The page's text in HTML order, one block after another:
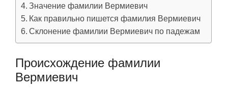
Значение фамилии Вермиевич
Как правильно пишется фамилия Вермиевич
Склонение фамилии Вермиевич по падежам
Происхождение фамилии
Вермиевич